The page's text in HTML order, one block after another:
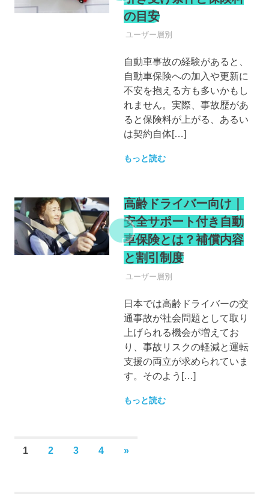
の目安
自動車保険
ユーザー層別
自動車事故の経験があると、
自動車保険への加入や更新に
不安を抱える方も多いかもし
れません。実際、事故歴があ
ると保険料が上がる、あるい
は契約自体[…]
もっと読む
高齢ドライバー向け｜
安全サポート付き自動
車保険とは？補償内容
と割引制度
自動車保険
ユーザー層別
日本では高齢ドライバーの交
通事故が社会問題として取り
上げられる機会が増えてお
り、事故リスクの軽減と運転
支援の両立が求められていま
す。そのよう[…]
もっと読む
投1 2 3 4
次
»